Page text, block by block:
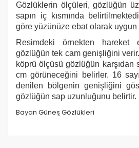
Gözlüklerin ölçüleri, gözlüğün
sapın iç kısmında
göre yüzünüze ebat olarak
Resimdeki örnekten hareket
gözlüğün tek cam genişliğini
köprü ölçüsü gözlüğün karşıdan
cm görüneceğini belirler. 16
denilen bölgenin genişliğini
gözlüğün sap uzunluğunu belirtir.
Bayan Güneş Gözlükleri